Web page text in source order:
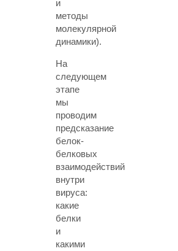
и
методы
молекулярной
динамики).
На
следующем
этапе
мы
проводим
предсказание
белок-
белковых
взаимодействий
внутри
вируса:
какие
белки
и
какими